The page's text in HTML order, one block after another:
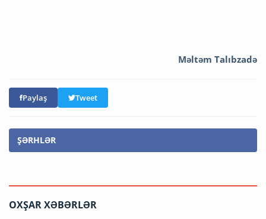
Məltəm Talıbzadə
Paylaş Tweet
ŞƏRHLƏR
OXŞAR XƏBƏRLƏR